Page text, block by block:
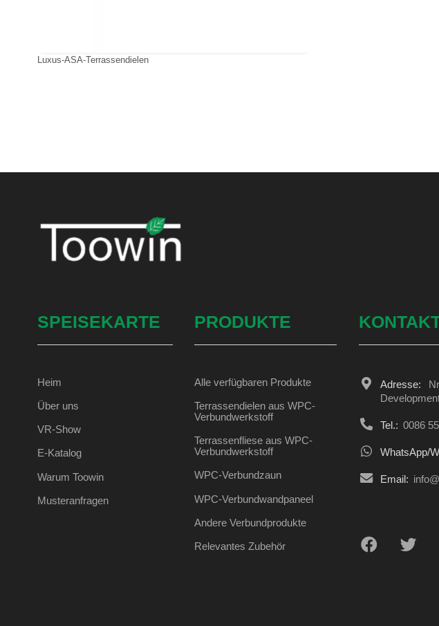
Luxus-ASA-Terrassendielen
SPEISEKARTE
Heim
Über uns
VR-Show
E-Katalog
Warum Toowin
Musteranfragen
PRODUKTE
Alle verfügbaren Produkte
Terrassendielen aus WPC-
Verbundwerkstoff
Terrassenfliese aus WPC-
Verbundwerkstoff
WPC-Verbundzaun
WPC-Verbundwandpaneel
Andere Verbundprodukte
Relevantes Zubehör
Adresse:
Tel.: 0086
WhatsApp/
Email: